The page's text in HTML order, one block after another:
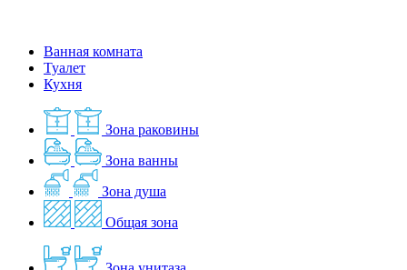
Ванная комната
Туалет
Кухня
Зона раковины
Зона ванны
Зона душа
Общая зона